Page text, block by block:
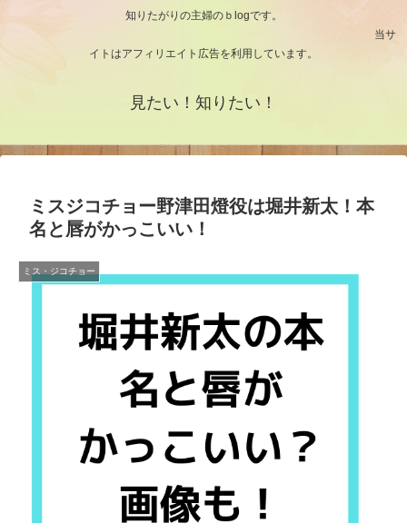
知りたがりの主婦のｂlogです。
当サ
イトはアフィリエイト広告を利用しています。
見たい！知りたい！
ミスジコチョー野津田燈役は堀井新太！本
名と唇がかっこいい！
ミス・ジコチョー